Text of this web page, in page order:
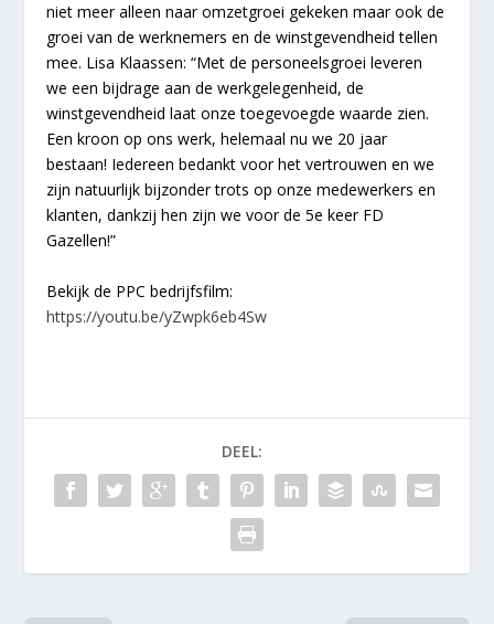
niet meer alleen naar omzetgroei gekeken maar ook de
groei van de werknemers en de winstgevendheid tellen
mee. Lisa Klaassen: “Met de personeelsgroei leveren
we een bijdrage aan de werkgelegenheid, de
winstgevendheid laat onze toegevoegde waarde zien.
Een kroon op ons werk, helemaal nu we 20 jaar
bestaan! Iedereen bedankt voor het vertrouwen en we
zijn natuurlijk bijzonder trots op onze medewerkers en
klanten, dankzij hen zijn we voor de 5e keer FD
Gazellen!”
Bekijk de PPC bedrijfsfilm:
https://youtu.be/yZwpk6eb4Sw
DEEL: